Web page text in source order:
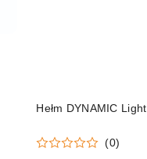
Hełm DYNAMIC Light
(0)